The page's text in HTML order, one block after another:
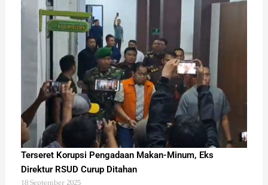
Terseret Korupsi Pengadaan Makan-Minum, Eks
Direktur RSUD Curup Ditahan
18 September 2025